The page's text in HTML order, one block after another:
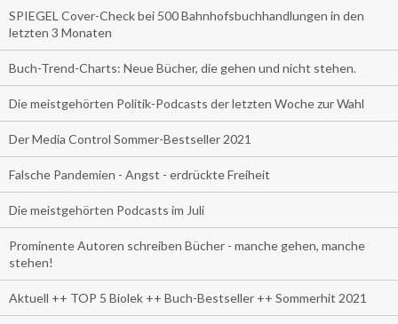
SPIEGEL Cover-Check bei 500 Bahnhofsbuchhandlungen in den
letzten 3 Monaten
Buch-Trend-Charts: Neue Bücher, die gehen und nicht stehen.
Die meistgehörten Politik-Podcasts der letzten Woche zur Wahl
Der Media Control Sommer-Bestseller 2021
Falsche Pandemien - Angst - erdrückte Freiheit
Die meistgehörten Podcasts im Juli
Prominente Autoren schreiben Bücher - manche gehen, manche
stehen!
Aktuell ++ TOP 5 Biolek ++ Buch-Bestseller ++ Sommerhit 2021